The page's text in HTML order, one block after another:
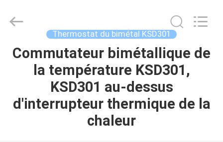
APERÇU
PRODUITS
Hao
Electric
Rights
Reserved.
Thermostat du bimétal KSD301
Commutateur bimétallique de
la température KSD301,
KSD301 au-dessus
d'interrupteur thermique de la
chaleur